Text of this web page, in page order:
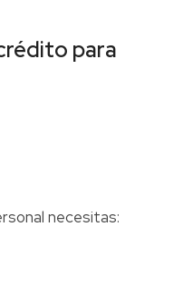
para
necesitas: